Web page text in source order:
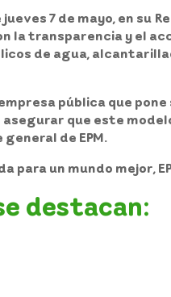
7 de mayo, en su
la transparencia y el
de agua,
pública que
que este
de EPM.
un mundo mejor,
destacan: